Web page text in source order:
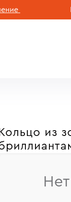
Кольцо из